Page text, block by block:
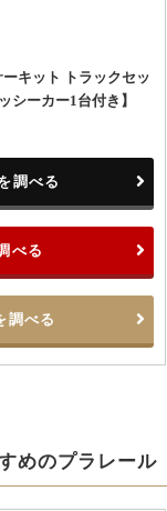
キット トラックセッ
シーカー1台付き】
調べる
べる
調べる
めのプラレール